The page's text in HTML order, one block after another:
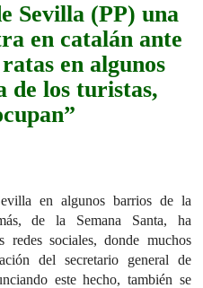
Sevilla (PP) una
en catalán ante
en algunos
de los turistas,
en algunos barrios de la
de la Semana Santa, ha
sociales, donde muchos
del secretario general de
este hecho, también se